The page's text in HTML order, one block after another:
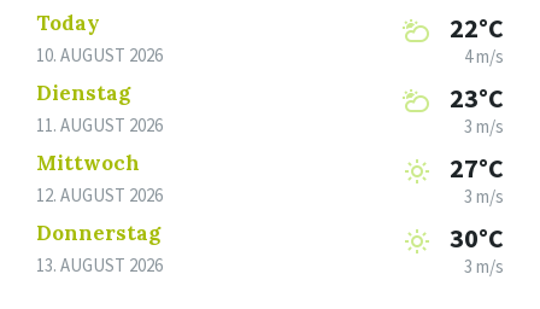
Today
10. AUGUST 2026
22°C
4 m/s
Dienstag
11. AUGUST 2026
23°C
3 m/s
Mittwoch
12. AUGUST 2026
27°C
3 m/s
Donnerstag
13. AUGUST 2026
30°C
3 m/s